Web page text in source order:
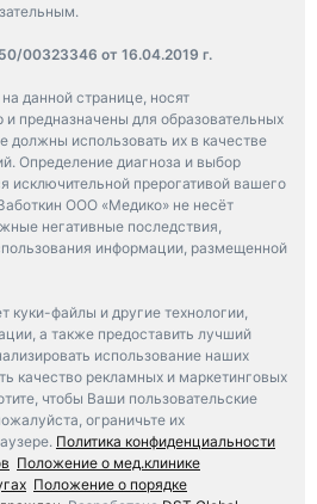
00323346 от 16.04.2019 г.
данной странице, носят
предназначены для образовательных
должны использовать их в качестве
Определение диагноза и выбор
исключительной прерогативой вашего
ООО «Медико» не несёт
негативные последствия,
информации, размещенной
куки-файлы и другие технологии,
а также предоставить лучший
использование наших
качество рекламных и маркетинговых
чтобы Ваши пользовательские
ограничьте их
Политика конфиденциальности
Положение о мед.клинике
Положение о порядке